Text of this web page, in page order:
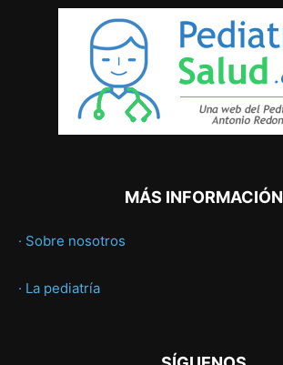
MÁS INFORMACIÓN
· Sobre nosotros
· La pediatría